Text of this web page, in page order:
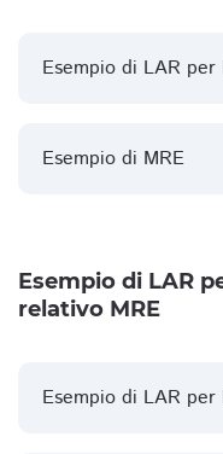
Esempio di LAR per
Esempio di MRE
Esempio di LAR
relativo MRE
Esempio di LAR